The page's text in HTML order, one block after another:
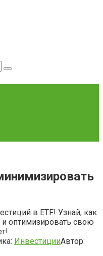
в ETF! Узнай, как
оптимизировать свою
ИнвестицииАвтор: